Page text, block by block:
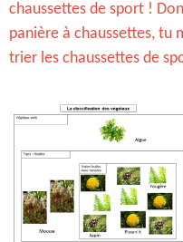
chaussettes de sport !
panière à chaussettes, tu
trier les chaussettes de